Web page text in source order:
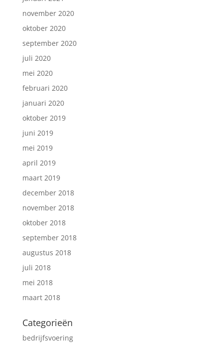
november 2020
oktober 2020
september 2020
juli 2020
mei 2020
februari 2020
januari 2020
oktober 2019
juni 2019
mei 2019
april 2019
maart 2019
december 2018
november 2018
oktober 2018
september 2018
augustus 2018
juli 2018
mei 2018
maart 2018
Categorieën
bedrijfsvoering